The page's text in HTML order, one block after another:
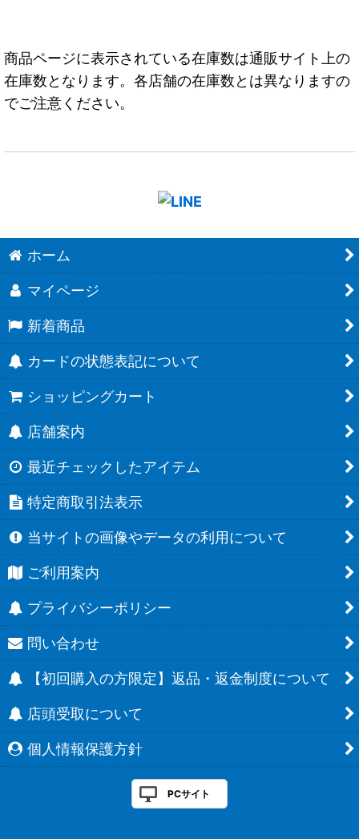
商品ページに表示されている在庫数は通販サイト上の
在庫数となります。各店舗の在庫数とは異なりますの
でご注意ください。
ホーム
マイページ
新着商品
カードの状態表記について
ショッピングカート
店舗案内
最近チェックしたアイテム
特定商取引法表示
当サイトの画像やデータの利用について
ご利用案内
プライバシーポリシー
問い合わせ
【初回購入の方限定】返品・返金制度について
店頭受取について
個人情報保護方針
PCサイト